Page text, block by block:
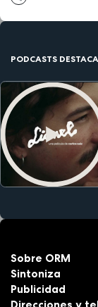
PODCASTS
Sobre ORM
Sintoniza
Publicidad